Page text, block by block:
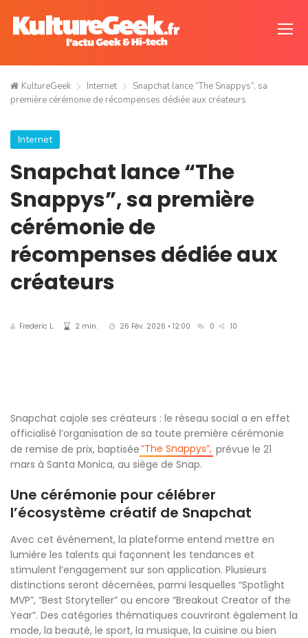
KultureGeek Internet
Snapchat lance “The Snappys”, sa
première cérémonie de récompenses dédiée aux créateurs
Internet
Snapchat lance “The
Snappys”, sa première
cérémonie de
récompenses dédiée aux
créateurs
Frederic L. 2 min. 26 Fév. 2026 • 12:00 0 10
Snapchat cajole ses créateurs : le réseau social a en effet
officialisé l’organisation de sa toute première cérémonie
de remise de prix, baptisée“The Snappys”, prévue le 21
mars à Santa Monica, au siège de Snap.
Une cérémonie pour célébrer
l’écosystème créatif de Snapchat
Avec cet événement, la plateforme entend mettre en
lumière les talents qui façonnent les tendances et
stimulent l’engagement sur son application. Plusieurs
distinctions seront décernées, parmi lesquelles “Spotlight
MVP”, “Best Storyteller” ou encore “Breakout Creator of the
Year”. Des catégories thématiques couvriront également la
mode, la beauté, le sport, la musique, la cuisine ou bien